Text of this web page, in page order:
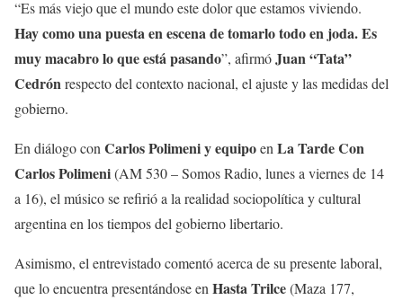
“Es más viejo que el mundo este dolor que estamos viviendo.
Hay como una puesta en escena de tomarlo todo en joda. Es
muy macabro lo que está pasando”, afirmóJuan “Tata”
Cedrónrespecto del contexto nacional, el ajuste y las medidas del
gobierno.
En diálogo conCarlos Polimeni y equipoenLa Tarde Con
Carlos Polimeni(AM 530 – Somos Radio, lunes a viernes de 14
a 16), el músico se refirió a la realidad sociopolítica y cultural
argentina en los tiempos del gobierno libertario.
Asimismo, el entrevistado comentó acerca de su presente laboral,
que lo encuentra presentándose enHasta Trilce(Maza 177,